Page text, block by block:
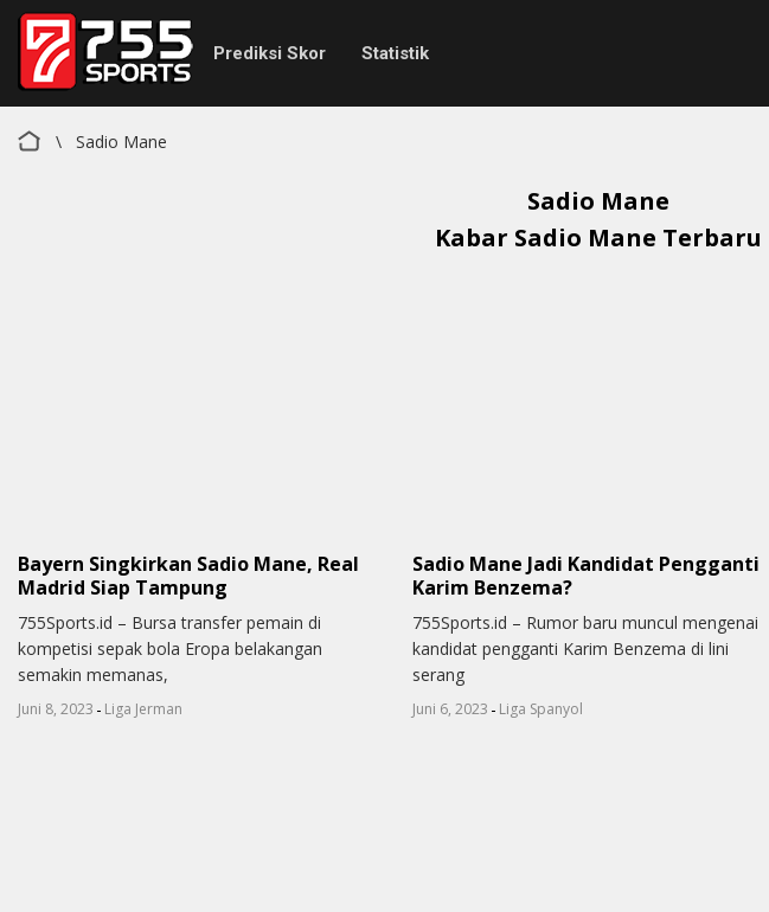
Prediksi Skor Statistik
\ Sadio Mane
Sadio Mane
Kabar Sadio Mane Terbaru
Bayern Singkirkan Sadio Mane, Real
Madrid Siap Tampung
755Sports.id – Bursa transfer pemain di
kompetisi sepak bola Eropa belakangan
semakin memanas,
Juni 8, 2023 - Liga Jerman
Sadio Mane Jadi Kandidat Pengganti
Karim Benzema?
755Sports.id – Rumor baru muncul mengenai
kandidat pengganti Karim Benzema di lini
serang
Juni 6, 2023 - Liga Spanyol